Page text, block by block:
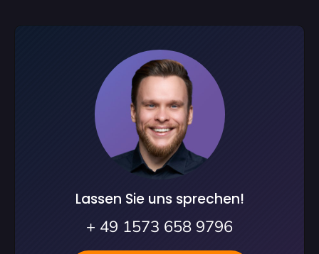
Lassen Sie uns sprechen!
+ 49 1573 658 9796